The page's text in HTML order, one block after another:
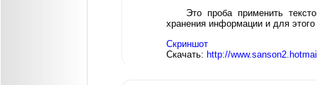
Это проба применить
хранения информации и для
Скриншот
Скачать: http://